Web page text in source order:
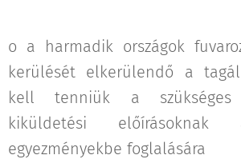
o a harmadik országok
kerülését elkerülendő a
kell tenniük a
kiküldetési
egyezményekbe foglalására